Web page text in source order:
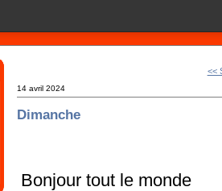
<<
14 avril 2024
Dimanche
Bonjour tout le monde